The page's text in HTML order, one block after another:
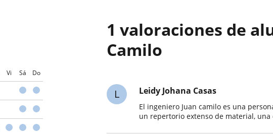
Vi Sá Do
1 valoraciones de
Camilo
L Leidy Johana Casas
El ingeniero Juan camilo es una
un repertorio extenso de material,